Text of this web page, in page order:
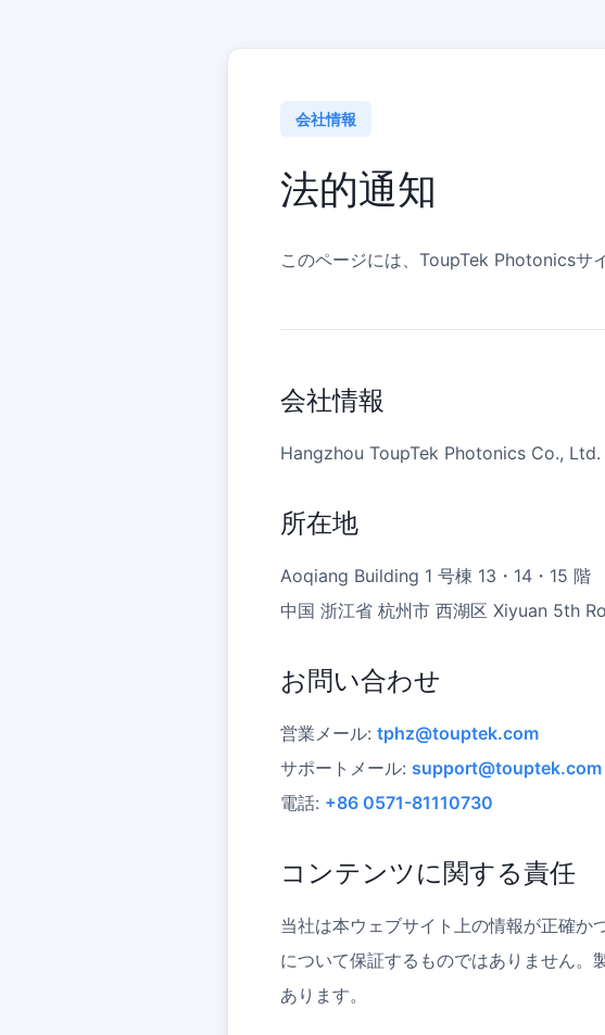
会社情報
法的通知
このページには、ToupTek Photonicsサ
会社情報
Hangzhou ToupTek Photonics Co., Ltd.
所在地
Aoqiang Building 1 号棟 13・14・15 階
中国 浙江省 杭州市 西湖区 Xiyuan 5th
お問い合わせ
営業メール: tphz@touptek.com
サポートメール: support@touptek.com
電話: +86 0571-81110730
コンテンツに関する責任
当社は本ウェブサイト上の情報が正確か
について保証するものではありません
あります。